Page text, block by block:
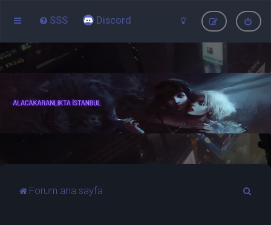
SSS Discord
Forum ana sayfa